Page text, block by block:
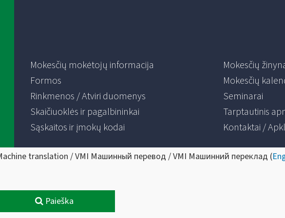
Mokesčių mokėtojų informacija
Formos
Rinkmenos / Atviri duomenys
Skaičiuoklės ir pagalbininkai
Sąskaitos ir įmokų kodai
Mokesčių
Mokesčių
Seminarai
Tarptautinis
Kontaktai /
translation / VMI Машинный перевод / VMI Машинний переклад (
Paieška